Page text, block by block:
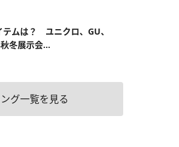
テムは？ ユニクロ、GU、
冬展示会...
グ一覧を見る